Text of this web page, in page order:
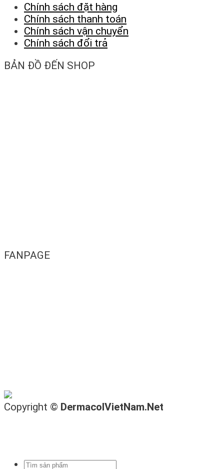
Chính sách đặt hàng
Chính sách thanh toán
Chính sách vận chuyển
Chính sách đổi trả
BẢN ĐỒ ĐẾN SHOP
FANPAGE
Copyright © DermacolVietNam.Net